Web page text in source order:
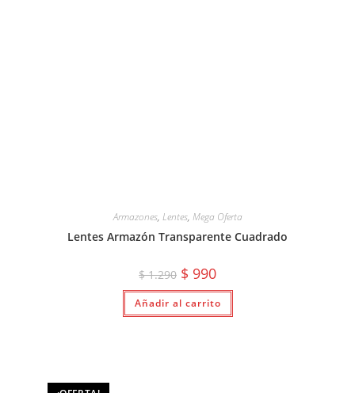
Armazones, Lentes, Mega Oferta
Lentes Armazón Transparente Cuadrado
$1.290 El
precio
original
era:
$ 1.290.
$ 990El
actual
es:
$ 990.
Añadir al carrito